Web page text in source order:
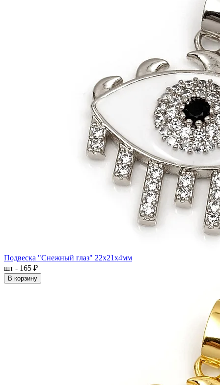
Подвеска "Снежный глаз" 22x21x4мм
шт - 165 ₽
В корзину